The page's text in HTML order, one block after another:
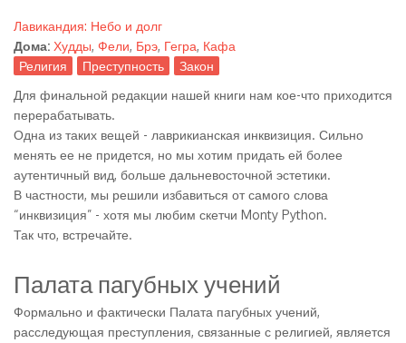
Лавикандия: Небо и долг
Дома: Худды, Фели, Брэ, Гегра, Кафа
Религия
Преступность
Закон
Для финальной редакции нашей книги нам кое-что приходится
перерабатывать.
Одна из таких вещей - лаврикианская инквизиция. Сильно
менять ее не придется, но мы хотим придать ей более
аутентичный вид, больше дальневосточной эстетики.
В частности, мы решили избавиться от самого слова
“инквизиция” - хотя мы любим скетчи Monty Python.
Так что, встречайте.
Палата пагубных учений
Формально и фактически Палата пагубных учений,
расследующая преступления, связанные с религией, является